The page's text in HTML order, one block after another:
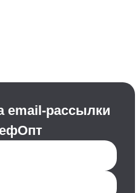
email-рассылки